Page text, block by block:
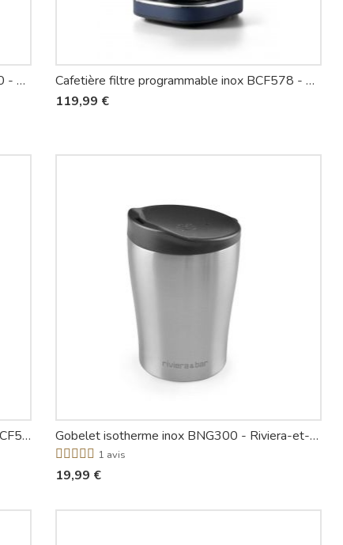
Cafetière filtre programmable inox BCF570 - Riviera-et-Bar
Cafetière filtre programmable inox BCF578 - Riviera-et-Bar
119,99 €
Cafetière filtre isotherme programmable BCF580 - Riviera-et-Bar
Gobelet isotherme inox BNG300 - Riviera-et-Bar
1 avis
19,99 €